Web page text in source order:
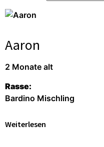
Aaron
2 Monate alt
Rasse:
Bardino Mischling
Weiterlesen